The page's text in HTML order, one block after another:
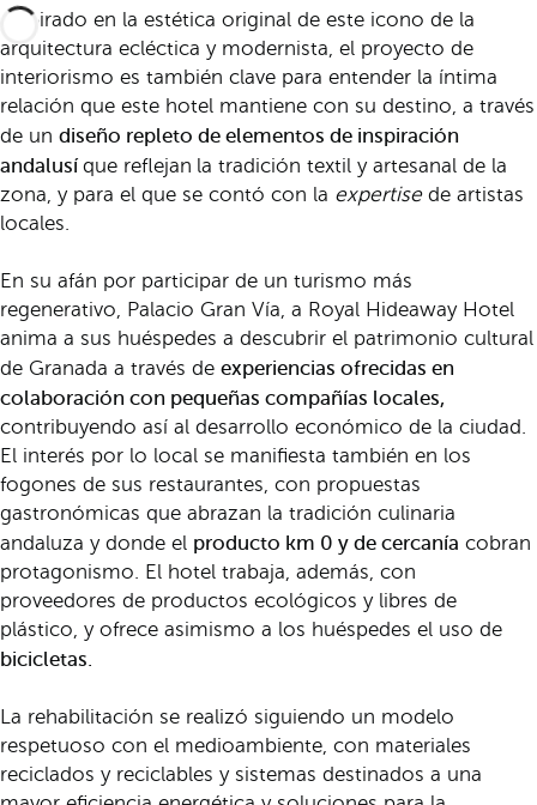
Inspirado en la estética original de este icono de la
arquitectura ecléctica y modernista, el proyecto de
interiorismo es también clave para entender la íntima
relación que este hotel mantiene con su destino, a través
de un diseño repleto de elementos de inspiración
andalusí que reflejan la tradición textil y artesanal de la
zona, y para el que se contó con la expertisede artistas
locales.
En su afán por participar de un turismo más
regenerativo, Palacio Gran Vía, a Royal Hideaway Hotel
anima a sus huéspedes a descubrir el patrimonio cultural
de Granada a través de experiencias ofrecidas en
colaboración con pequeñas compañías locales,
contribuyendo así al desarrollo económico de la ciudad.
El interés por lo local se manifiesta también en los
fogones de sus restaurantes, con propuestas
gastronómicas que abrazan la tradición culinaria
andaluza y donde el producto km 0 y de cercanía cobran
protagonismo. El hotel trabaja, además, con
proveedores de productos ecológicos y libres de
plástico, y ofrece asimismo a los huéspedes el uso de
bicicletas.
La rehabilitación se realizó siguiendo un modelo
respetuoso con el medioambiente, con materiales
reciclados y reciclables y sistemas destinados a una